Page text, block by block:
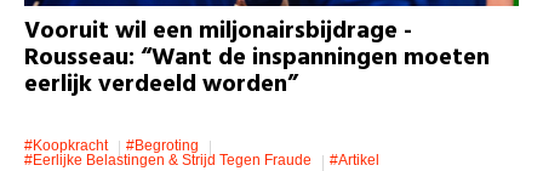
Vooruit wil een miljonairsbijdrage -
Rousseau: “Want de inspanningen moeten
eerlijk verdeeld worden”
#koopkracht
#Begroting
#eerlijke Belastingen & Strijd Tegen Fraude
#artikel